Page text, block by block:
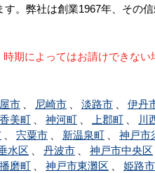
。弊社は創業1967年、その
期によってはお請けできな
市 尼崎市 淡路市 伊丹
香美町 神河町 上郡町 川
宍粟市 新温泉町 神戸市
水区 丹波市 神戸市中央区
播磨町 神戸市東灘区 姫路市